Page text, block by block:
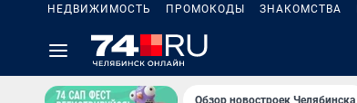
НЕДВИЖИМОСТЬ ПРОМОКОДЫ ЗНАКОМСТВА
Обзор новостроек Челябинска